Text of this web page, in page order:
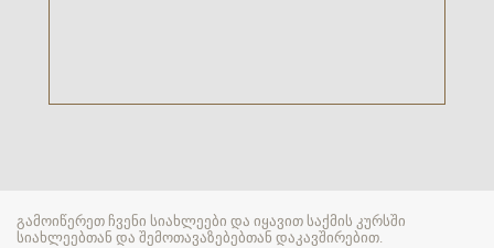
გამოიწერეთ ჩვენი სიახლეები და იყავით საქმის კურსში
სიახლეებთან და შემოთავაზებებთან დაკავშირებით.